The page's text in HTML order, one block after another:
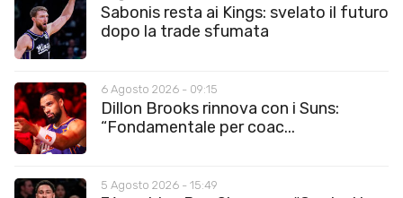
Sabonis resta ai Kings: svelato il futuro
dopo la trade sfumata
6 Agosto 2026 - 09:15
Dillon Brooks rinnova con i Suns:
“Fondamentale per coac...
5 Agosto 2026 - 15:49